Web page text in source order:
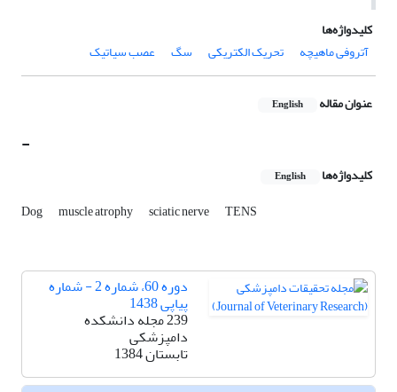
کلیدواژه‌ها
آتروفی ماهیچه
تحریک الکتریکی سگ عصب سیاتیک
عنوان مقاله English
-
کلیدواژه‌ها English
Dog muscle atrophy sciatic nerve TENS
دوره 60، شماره 2 - شماره
پیاپی 1438
239 مجله دانشکده
دامپزشکی
تابستان 1384